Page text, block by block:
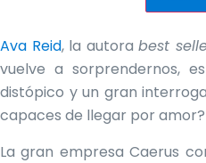
del
mundo
cantidad
Ava Reid, la autora best
vuelve a sorprendernos,
distópico y un gran
capaces de llegar por amor?
La gran empresa Caerus